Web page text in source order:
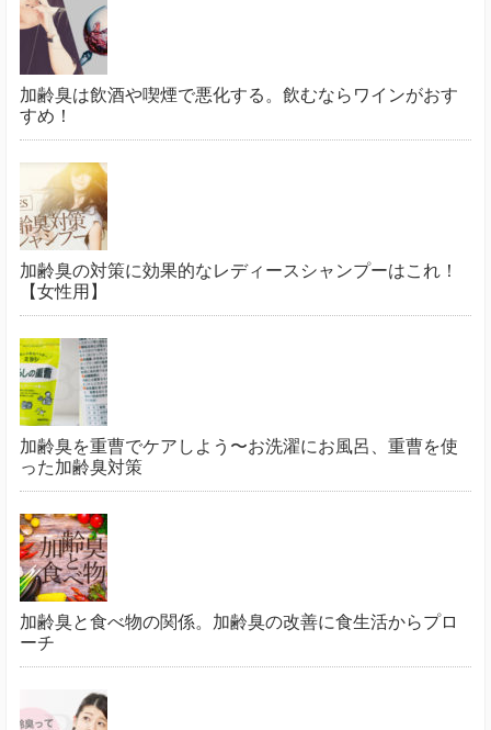
加齢臭は飲酒や喫煙で悪化する。飲むならワインがおす
すめ！
加齢臭の対策に効果的なレディースシャンプーはこれ！
【女性用】
加齢臭を重曹でケアしよう〜お洗濯にお風呂、重曹を使
った加齢臭対策
加齢臭と食べ物の関係。加齢臭の改善に食生活からプロ
ーチ